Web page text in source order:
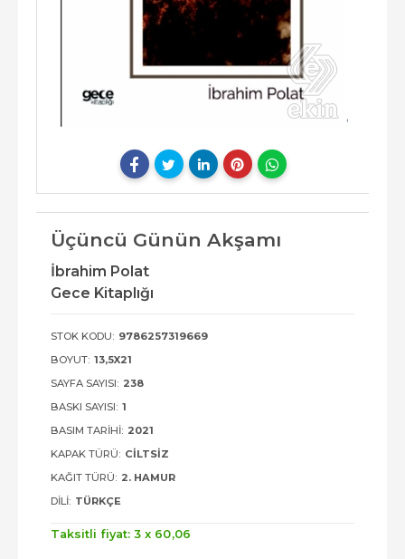
Üçüncü Günün Akşamı
İbrahim Polat
Gece Kitaplığı
STOK KODU: 9786257319669
BOYUT: 13,5X21
SAYFA SAYISI: 238
BASKI SAYISI: 1
BASIM TARIHI: 2021
KAPAK TÜRÜ: CILTSIZ
KAĞIT TÜRÜ: 2. HAMUR
DILI: TÜRKÇE
Taksitli fiyat: 3 x 60,06